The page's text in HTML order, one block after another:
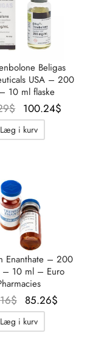
Beligas
USA – 200
10 ml flaske
$ Oprindelig
pris var:
176.29$.
100.24$
Læg i kurv
Enanthate – 200
10 ml – Euro
$ Oprindelig
pris var:
107.16$.
85.26$
Læg i kurv